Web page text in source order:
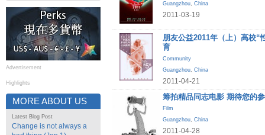
Advertisement
Highlights
MORE ABOUT US
Latest Blog Post
Change is not always a
Guangzhou, China
2011-03-19
朋友公益2011年（上）高校“
育
Community
Guangzhou, China
2011-04-21
筹拍精品同志电影 期待您的
Film
Guangzhou, China
2011-04-28